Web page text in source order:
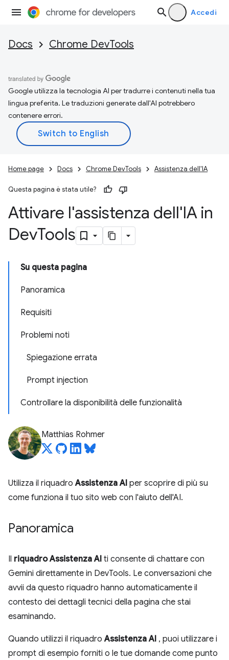
Accedi
Docs Chrome DevTools
Google utilizza la tecnologia AI per tradurre i contenuti nella tua
lingua preferita. Le traduzioni generate dall'AI potrebbero
contenere errori.
Home page Docs Chrome DevTools Assistenza dell'IA
Questa pagina è stata utile?
Attivare l'assistenza dell'IA in
DevTools
Su questa pagina
Panoramica
Requisiti
Problemi noti
Spiegazione errata
Prompt injection
Controllare la disponibilità delle funzionalità
Matthias Rohmer
Utilizza il riquadroAssistenza AI per scoprire di più su
come funziona il tuo sito web con l'aiuto dell'AI.
Panoramica
Il riquadro Assistenza AI ti consente di chattare con
Gemini direttamente in DevTools. Le conversazioni che
avvii da questo riquadro hanno automaticamente il
contesto dei dettagli tecnici della pagina che stai
esaminando.
Quando utilizzi il riquadroAssistenza AI , puoi utilizzare i
prompt di esempio forniti o le tue domande come punto